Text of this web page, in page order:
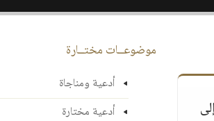
موضوعــات مختــارة
أدعية ومناجاة
أدعية مختارة